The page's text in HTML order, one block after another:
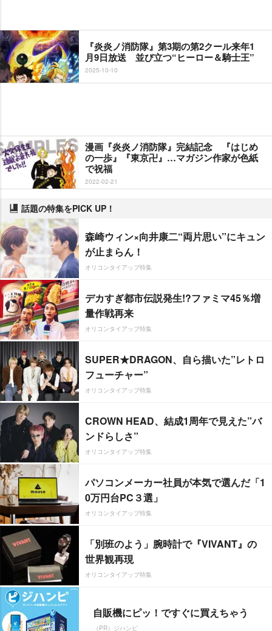
『炎炎ノ消防隊』第3期の第2クール来年1
月9日放送 並び立つ“ヒーロー＆騎士王”
2025-10-10
漫画『炎炎ノ消防隊』完結記念 『はじめ
の一歩』『東京卍』…マガジン作家が色紙
で祝福
2022-02-21
話題の特集をPICK UP！
森崎ウィン×向井康二“両片思い”にキュン
が止まらん！
オリコンタイアップ特集
デカすぎ都市伝説発生!?ファミマ45％増
量作戦再来
オリコンタイアップ特集
SUPER★DRAGON、自ら描いた”レトロ
フューチャー”
オリコンタイアップ特集
CROWN HEAD、結成1周年で見えた”バ
ンドらしさ”
オリコンタイアップ特集
パソコンメーカー社員が本気で選んだ「1
0万円台PC３選」
オリコンタイアップ特集
「別班のよう」腕時計で『VIVANT』の
世界観再現
オリコンタイアップ特集
自販機にピッ！ですぐに買えちゃう
（PR）ジハンピ